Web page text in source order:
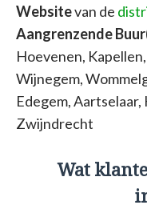
Websitevan de
Aangrenzende
Hoevenen,
Wijnegem,
Edegem,
Zwijndrecht
Wat